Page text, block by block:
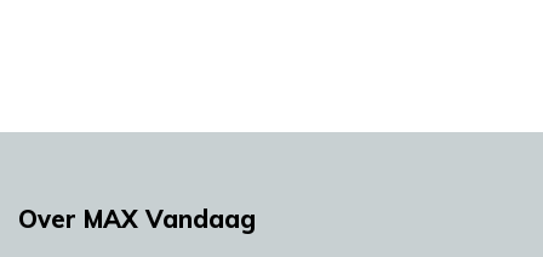
Over MAX Vandaag